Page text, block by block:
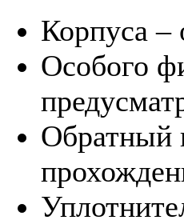
Корпуса –
Особого
Обратный